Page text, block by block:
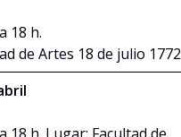
18 h.
de Artes 18 de julio 1772